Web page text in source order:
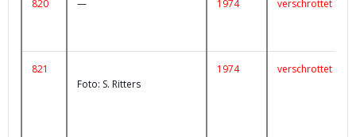
820 — 1974 verschrottet n
821
Foto: S. Ritters
1974 verschrottet